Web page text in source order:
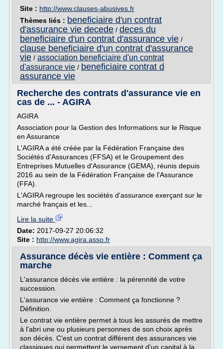
Site : http://www.clauses-abusives.fr
Thèmes liés : beneficiaire d'un contrat
d'assurance vie decede / deces du
beneficiaire d'un contrat d'assurance vie /
clause beneficiaire d'un contrat d'assurance
vie / association beneficiaire d'un contrat
d'assurance vie / beneficiaire contrat d
assurance vie
Recherche des contrats d'assurance vie en
cas de ... - AGIRA
AGIRA
Association pour la Gestion des Informations sur le Risque
en Assurance
L'AGIRA a été créée par la Fédération Française des
Sociétés d'Assurances (FFSA) et le Groupement des
Entreprises Mutuelles d'Assurance (GEMA), réunis depuis
2016 au sein de la Fédération Française de l'Assurance
(FFA).
L'AGIRA regroupe les sociétés d'assurance exerçant sur le
marché français et les...
Lire la suite
Date: 2017-09-27 20:06:32
Site : http://www.agira.asso.fr
Assurance décès vie entière : Comment ça
marche
L'assurance décès vie entière : la pérennité de votre
succession.
L'assurance vie entière : Comment ça fonctionne ?
Définition.
Le contrat vie entière permet à tous les assurés de mettre
à l'abri une ou plusieurs personnes de son choix après
son décès. C'est un contrat différent des assurances vie
classiques qui permettent le versement d'un capital à la